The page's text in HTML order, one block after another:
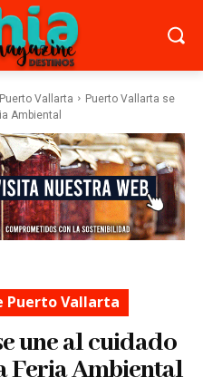
Vallarta
Puerto Vallarta se
Ambiental
Puerto Vallarta
une al cuidado
Feria Ambiental